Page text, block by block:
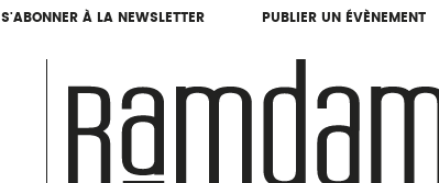
S'ABONNER À LA NEWSLETTER PUBLIER UN ÉVÈNEMENT
S'ABONNER À LA NEWSLETTER PUBLIER UN ÉVÈNEMENT
CIRQUE/RUE JEUNE